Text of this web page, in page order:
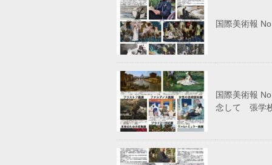
国際美術報
国際美術報
念して 張学